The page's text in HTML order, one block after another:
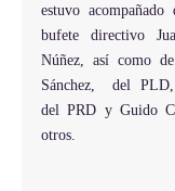
estuvo
bufete directivo
Núñez, así como
Sánchez,  del PLD,
del PRD y Guido
otros.